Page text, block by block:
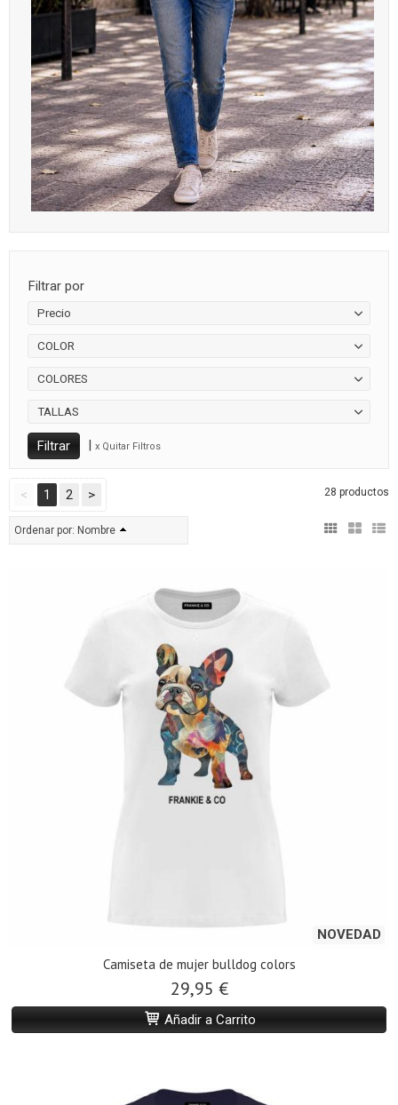
Filtrar por
Precio
COLOR
COLORES
TALLAS
x Quitar Filtros
< 1 2 > 28 productos
Ordenar por: Nombre
NOVEDAD
Camiseta de mujer bulldog colors
29,95 €
Añadir a Carrito